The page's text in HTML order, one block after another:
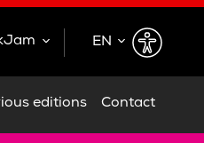
editions Contact
EN
EN
PL